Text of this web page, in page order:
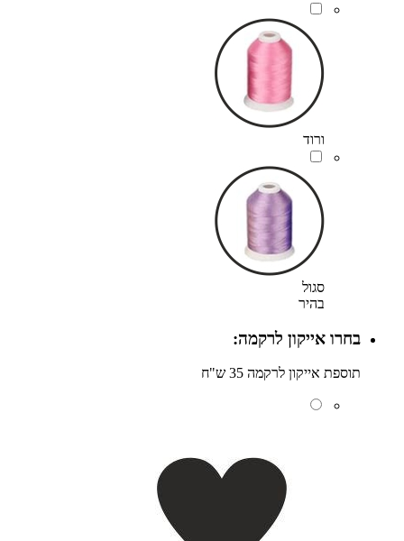
ורוד
סגול
בהיר
בחרו אייקון לרקמה:
תוספת אייקון לרקמה 35 ש"ח